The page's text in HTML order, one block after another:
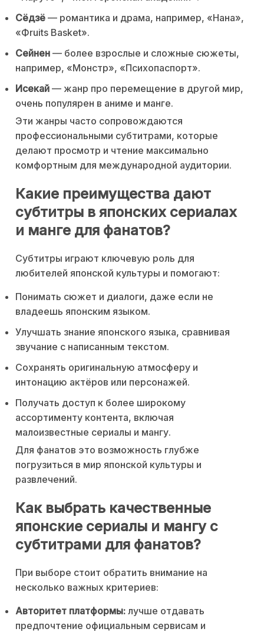
Сёдзё — романтика и драма, например, «Нана»,
«Фruits Basket».
Сейнен — более взрослые и сложные сюжеты,
например, «Монстр», «Психопаспорт».
Исекай — жанр про перемещение в другой мир,
очень популярен в аниме и манге.
Эти жанры часто сопровождаются
профессиональными субтитрами, которые
делают просмотр и чтение максимально
комфортным для международной аудитории.
Какие преимущества дают
субтитры в японских сериалах
и манге для фанатов?
Субтитры играют ключевую роль для
любителей японской культуры и помогают:
Понимать сюжет и диалоги, даже если не
владеешь японским языком.
Улучшать знание японского языка, сравнивая
звучание с написанным текстом.
Сохранять оригинальную атмосферу и
интонацию актёров или персонажей.
Получать доступ к более широкому
ассортименту контента, включая
малоизвестные сериалы и мангу.
Для фанатов это возможность глубже
погрузиться в мир японской культуры и
развлечений.
Как выбрать качественные
японские сериалы и мангу с
субтитрами для фанатов?
При выборе стоит обратить внимание на
несколько важных критериев:
Авторитет платформы: лучше отдавать
предпочтение официальным сервисам и